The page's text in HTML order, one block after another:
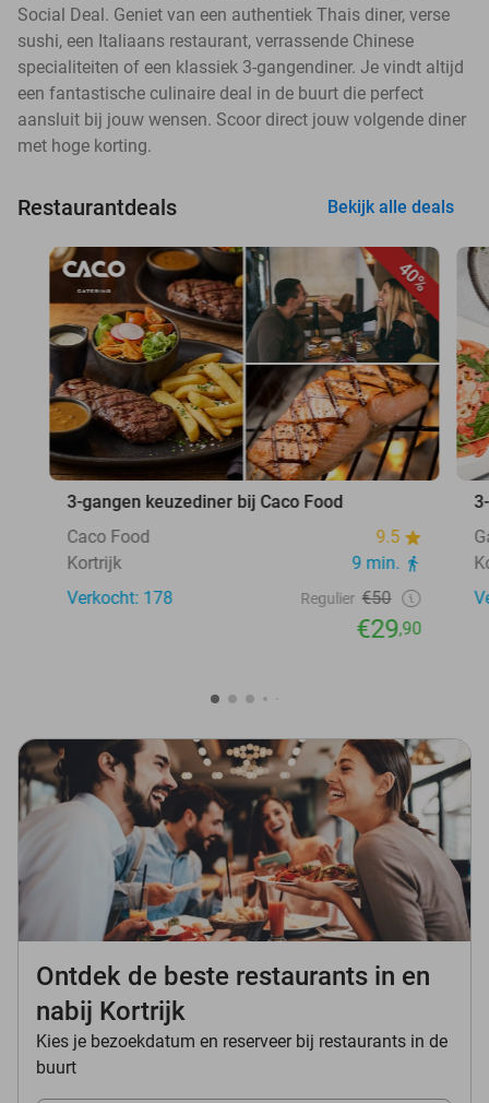
Social Deal. Geniet van een authentiek Thais diner, verse
sushi, een Italiaans restaurant, verrassende Chinese
specialiteiten of een klassiek 3-gangendiner. Je vindt altijd
een fantastische culinaire deal in de buurt die perfect
aansluit bij jouw wensen. Scoor direct jouw volgende diner
met hoge korting.
Restaurantdeals Bekijk alle deals
40%
3-gangen keuzediner bij Caco Food
Caco Food
9.5
Kortrijk
9 min.
Verkocht: 178
Regulier €50
€29,90
Ontdek de beste restaurants in en
nabij Kortrijk
Kies je bezoekdatum en reserveer bij restaurants in de
buurt